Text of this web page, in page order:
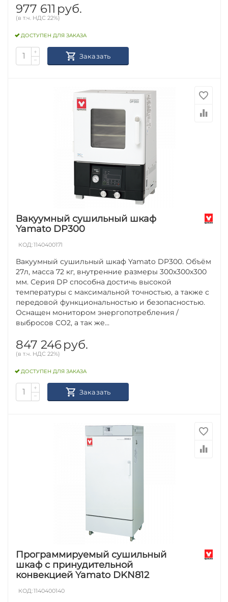
977 611 руб.
(в т.ч. НДС 22%)
ДОСТУПЕН ДЛЯ ЗАКАЗА
+
−
Заказать
Вакуумный сушильный шкаф
Yamato DP300
КОД:1140400171
Вакуумный сушильный шкаф Yamato DP300. Объём
27л, масса 72 кг, внутренние размеры 300х300х300
мм. Серия DP способна достичь высокой
температуры с максимальной точностью, а также с
передовой функциональностью и безопасностью.
Оснащен монитором энергопотребления /
выбросов CO2, а так же...
847 246руб.
(в т.ч. НДС 22%)
ДОСТУПЕН ДЛЯ ЗАКАЗА
+
−
Заказать
Программируемый сушильный
шкаф с принудительной
конвекцией Yamato DKN812
КОД:1140400140